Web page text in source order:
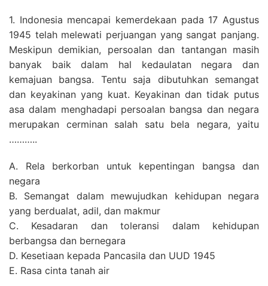
1. Indonesia mencapai kemerdekaan pada 17 Agustus
1945 telah melewati perjuangan yang sangat panjang.
Meskipun demikian, persoalan dan tantangan masih
banyak baik dalam hal kedaulatan negara dan
kemajuan bangsa. Tentu saja dibutuhkan semangat
dan keyakinan yang kuat. Keyakinan dan tidak putus
asa dalam menghadapi persoalan bangsa dan negara
merupakan cerminan salah satu bela negara, yaitu
………..
A. Rela berkorban untuk kepentingan bangsa dan
negara
B. Semangat dalam mewujudkan kehidupan negara
yang berdualat, adil, dan makmur
C. Kesadaran dan toleransi dalam kehidupan
berbangsa dan bernegara
D. Kesetiaan kepada Pancasila dan UUD 1945
E. Rasa cinta tanah air